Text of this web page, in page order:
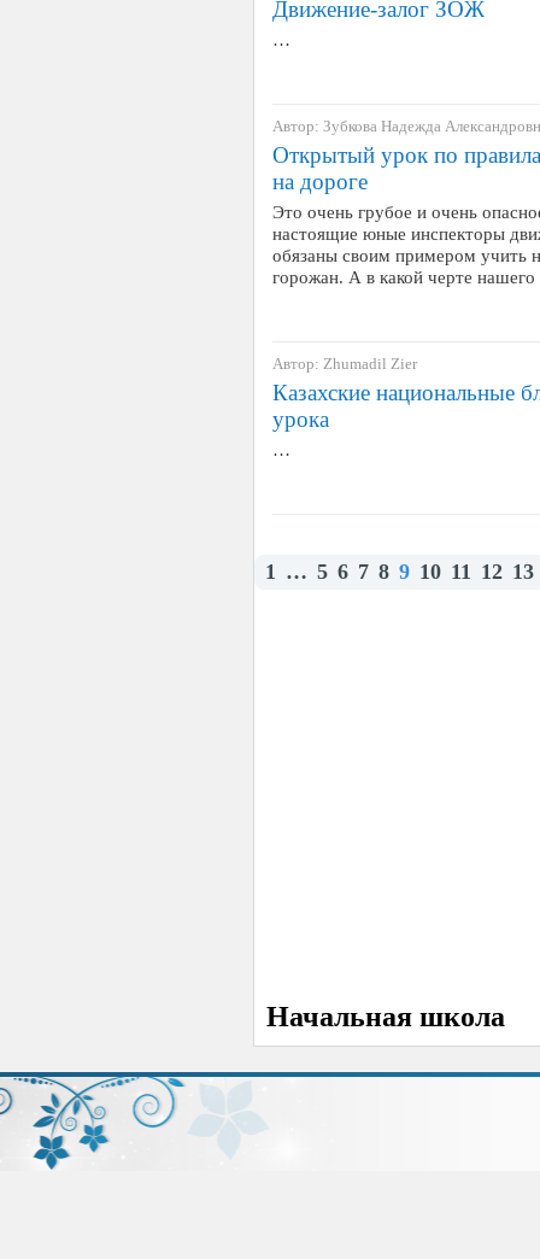
Движение-залог ЗОЖ
…
Автор: Зубкова Надежда
Открытый урок по
на дороге
Это очень грубое и очень
настоящие юные инспекторы
обязаны своим примером учить
горожан. А в какой черте
Автор: Zhumadil Zier
Казахские национальные
урока
…
1 … 5 6 7 8 9 10 11 12 13
Начальная школа